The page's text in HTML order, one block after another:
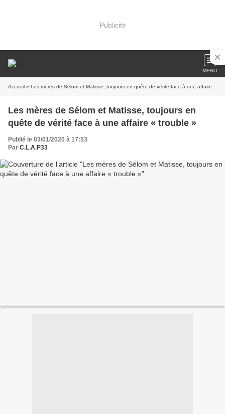
Publicité
MENU
Accueil » Les mères de Sélom et Matisse, toujours en quête de vérité face à une affaire « trouble »
Les mères de Sélom et Matisse, toujours en
quête de vérité face à une affaire « trouble »
Publié le 03/01/2020 à 17:53
Par C.L.A.P33